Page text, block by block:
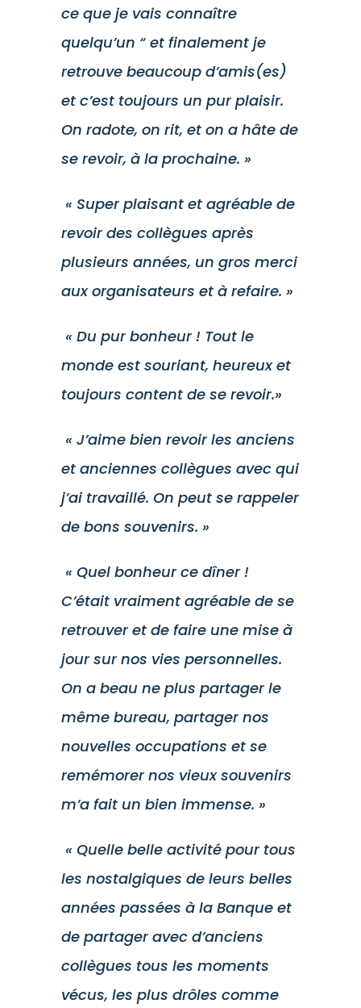
ce que je vais connaître
quelqu’un “ et finalement je
retrouve beaucoup d’amis(es)
et c’est toujours un pur plaisir.
On radote, on rit, et on a hâte de
se revoir, à la prochaine. »
« Super plaisant et agréable de
revoir des collègues après
plusieurs années, un gros merci
aux organisateurs et à refaire. »
« Du pur bonheur ! Tout le
monde est souriant, heureux et
toujours content de se revoir.»
« J’aime bien revoir les anciens
et anciennes collègues avec qui
j’ai travaillé. On peut se rappeler
de bons souvenirs. »
« Quel bonheur ce dîner !
C’était vraiment agréable de se
retrouver et de faire une mise à
jour sur nos vies personnelles.
On a beau ne plus partager le
même bureau, partager nos
nouvelles occupations et se
remémorer nos vieux souvenirs
m’a fait un bien immense. »
« Quelle belle activité pour tous
les nostalgiques de leurs belles
années passées à la Banque et
de partager avec d’anciens
collègues tous les moments
vécus, les plus drôles comme